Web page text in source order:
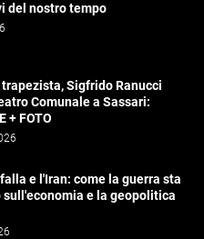
del nostro tempo
Sigfrido Ranucci
Comunale a Sassari:
+ FOTO
e l'Iran: come la guerra sta
e la geopolitica